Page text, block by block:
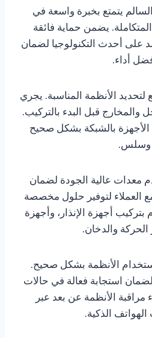
يتمتع بخبرة واسعة في
يضمن حماية فائقة
على أحدث التكنولوجيا لضمان
أداء.
لتحديد الأنظمة المناسبة. يجري
قبل البدء بالتركيب.
بالشبكة بشكل صحيح
وسلس.
معدات عالية الجودة لضمان
العملاء لتوفير حلول مخصصة
أجهزة الإنذار، وأجهزة
والدخان.
الأنظمة بشكل صحيح.
استجابة فعالة في حالات
مراقبة الأنظمة عن بعد عبر
الذكية.